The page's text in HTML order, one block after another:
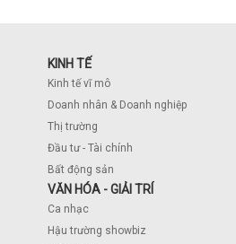
KINH TẾ
Kinh tế vĩ mô
Doanh nhân & Doanh nghiệp
Thị trường
Đầu tư - Tài chính
Bất động sản
VĂN HÓA - GIẢI TRÍ
Ca nhạc
Hậu trường showbiz